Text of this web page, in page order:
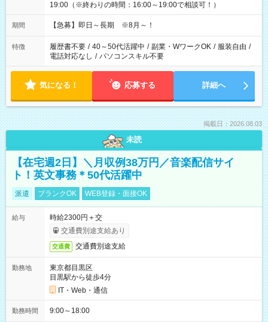
19:00（※終わりの時間：16:00～19:00で相談可！）
期間 【急募】即日～長期 ※8月～！
特徴 履歴書不要 / 40～50代活躍中 / 副業・WワークOK / 服装自由 /
電話対応なし / パソコンスキル不要
気になる！ 応募する 詳細へ
掲載日：2026.08.03
未読
【在宅週2日】＼月収例38万円／音楽配信サイ
ト！英文事務＊50代活躍中
派遣 ブランクOK WEB登録・面接OK
給与
時給2300円＋交
交通費別途支給あり
交通費 交通費別途支給
勤務地
東京都目黒区
目黒駅から徒歩4分
IT・Web・通信
勤務時間 9:00～18:00